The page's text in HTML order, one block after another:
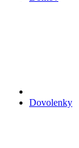
Dovolenky